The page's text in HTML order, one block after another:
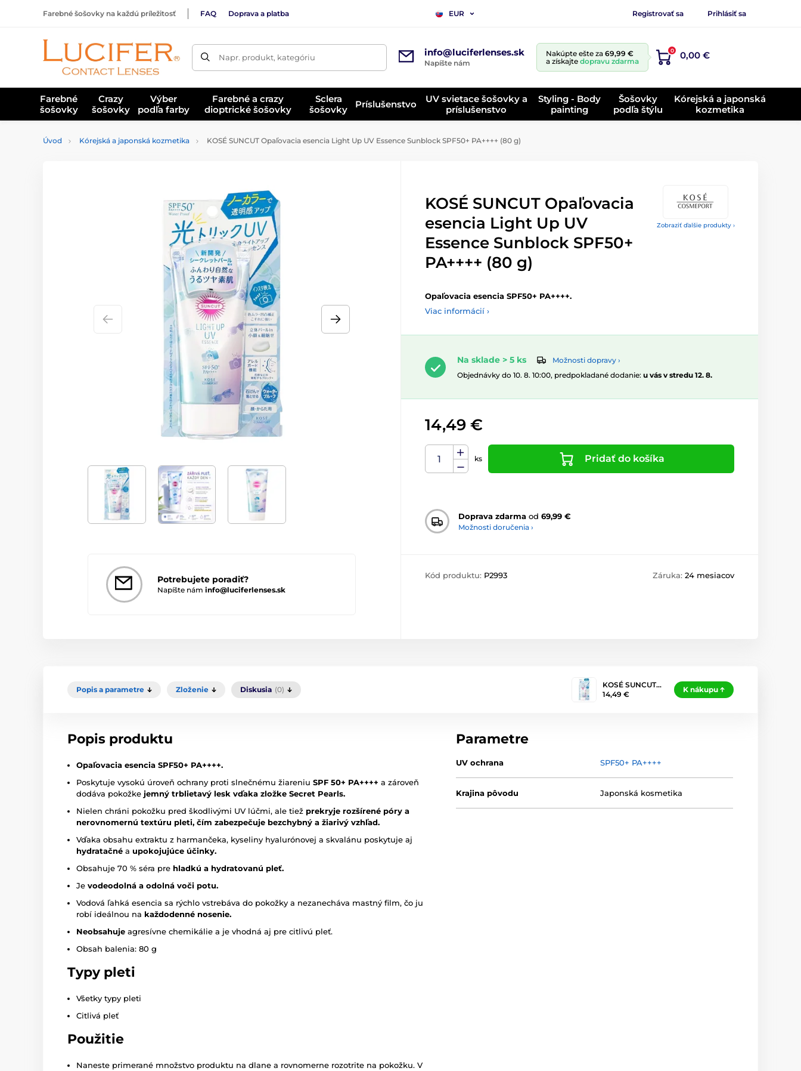
Farebné šošovky na každú príležitosť FAQ Doprava a platba EUR Registrovať sa Prihlásiť sa
Napr. produkt, kategóriu info@luciferlenses.sk
Napíšte nám
Nakúpte ešte za 69,99 €
a získajte dopravu zdarma
0 0,00 €
Farebné
šošovky
Crazy
šošovky
Výber
podľa farby
Farebné a crazy
dioptrické šošovky
Sclera
šošovky
Príslušenstvo
UV svietace šošovky a
príslušenstvo
Styling - Body
painting
Šošovky
podľa štýlu
Kórejská a japonská
kozmetika
Úvod Kórejská a japonská kozmetika KOSÉ SUNCUT Opaľovacia esencia Light Up UV Essence Sunblock SPF50+ PA++++ (80 g)
Zobraziť ďalšie produkty ›
Potrebujete poradiť?
Napíšte nám info@luciferlenses.sk
KOSÉ SUNCUT Opaľovacia
esencia Light Up UV
Essence Sunblock SPF50+
PA++++ (80 g)
Opaľovacia esencia SPF50+ PA++++.
Viac informácií ›
Na sklade > 5 ks
Možnosti dopravy ›
Objednávky do 10. 8. 10:00, predpokladané dodanie: u vás v stredu 12. 8.
14,49 €
ks Pridať do košíka
Doprava zdarma od 69,99 €
Možnosti doručenia ›
Kód produktu: P2993 Záruka: 24 mesiacov
Popis a parametre Zloženie Diskusia (0)
KOSÉ SUNCUT…
14,49 €
K nákupu
Popis produktu
Opaľovacia esencia SPF50+ PA++++.
Poskytuje vysokú úroveň ochrany proti slnečnému žiareniu SPF 50+ PA++++ a zároveň
dodáva pokožke jemný trblietavý lesk vďaka zložke Secret Pearls.
Nielen chráni pokožku pred škodlivými UV lúčmi, ale tiež prekryje rozšírené póry a
nerovnomernú textúru pleti, čím zabezpečuje bezchybný a žiarivý vzhľad.
Vďaka obsahu extraktu z harmančeka, kyseliny hyalurónovej a skvalánu poskytuje aj
hydratačné a upokojujúce účinky.
Obsahuje 70 % séra pre hladkú a hydratovanú pleť.
Je vodeodolná a odolná voči potu.
Vodová ľahká esencia sa rýchlo vstrebáva do pokožky a nezanecháva mastný film, čo ju
robí ideálnou na každodenné nosenie.
Neobsahuje agresívne chemikálie a je vhodná aj pre citlivú pleť.
Obsah balenia: 80 g
Typy pleti
Všetky typy pleti
Citlivá pleť
Použitie
Naneste primerané množstvo produktu na dlane a rovnomerne rozotrite na pokožku. V
Parametre
UV ochrana SPF50+ PA++++
Krajina pôvodu Japonská kosmetika